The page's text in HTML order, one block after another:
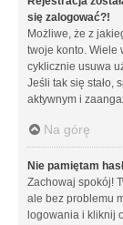
się zalogować?!
Możliwe, że z
twoje konto. Wiele
cyklicznie usuwa
Jeśli tak się stało,
aktywnym i
Na górę
Nie pamiętam
Zachowaj spokój!
ale bez problemu
logowania i kliknij